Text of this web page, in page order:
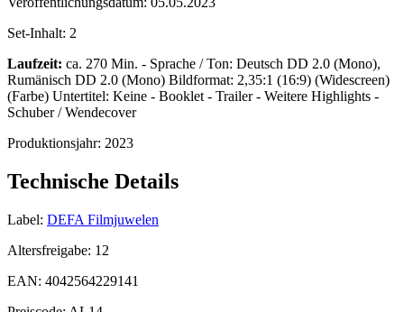
Set-Inhalt: 2
Laufzeit: ca. 270 Min. - Sprache / Ton: Deutsch DD 2.0 (Mono),
Rumänisch DD 2.0 (Mono) Bildformat: 2,35:1 (16:9) (Widescreen)
(Farbe) Untertitel: Keine - Booklet - Trailer - Weitere Highlights -
Schuber / Wendecover
Produktionsjahr: 2023
Technische Details
Label: DEFA Filmjuwelen
Altersfreigabe: 12
EAN: 4042564229141